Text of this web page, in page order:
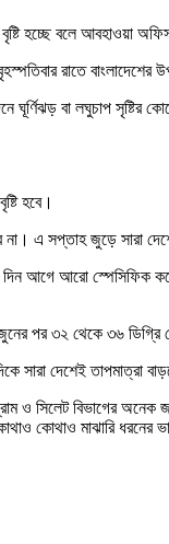
হচ্ছে বলে আবহাওয়া
রাতে
ঘূর্ণিঝড় বা লঘুচাপ
হবে।
এ সপ্তাহ জুড়ে সারা
দিন আগে আরো
পর ৩২ থেকে ৩৬ ডিগ্রি
সারা দেশেই তাপমাত্রা
সিলেট বিভাগের অনেক
কোথাও মাঝারি ধরনের